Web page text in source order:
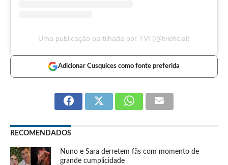
Uma publicação partilhada por TVI (@tvioficial)
Adicionar Cusquices como fonte preferida
RECOMENDADOS
Nuno e Sara derretem fãs com momento de
grande cumplicidade